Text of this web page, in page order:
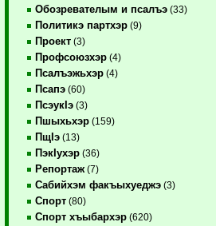
Обозревателым и псалъэ (33)
Политикэ партхэр (9)
Проект (3)
Профсоюзхэр (4)
Псалъэжьхэр (4)
Псапэ (60)
ПсэукIэ (3)
Пшыхьхэр (159)
ПщIэ (13)
ПэкIухэр (36)
Репортаж (7)
Сабийхэм факъыхуеджэ (3)
Спорт (80)
Спорт хъыбархэр (620)